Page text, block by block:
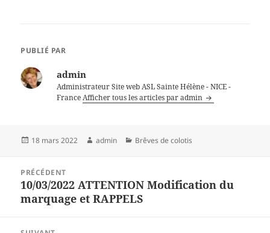
PUBLIÉ PAR
admin
Administrateur Site web ASL Sainte Hélène - NICE -
FranceAfficher tous les articles par admin
Publié
18 mars 2022 Auteur
admin Catégories
Brêves de colotis
l’article
PRÉCÉDENT
Article
précédent :
10/03/2022 ATTENTION Modification du
marquage et RAPPELS